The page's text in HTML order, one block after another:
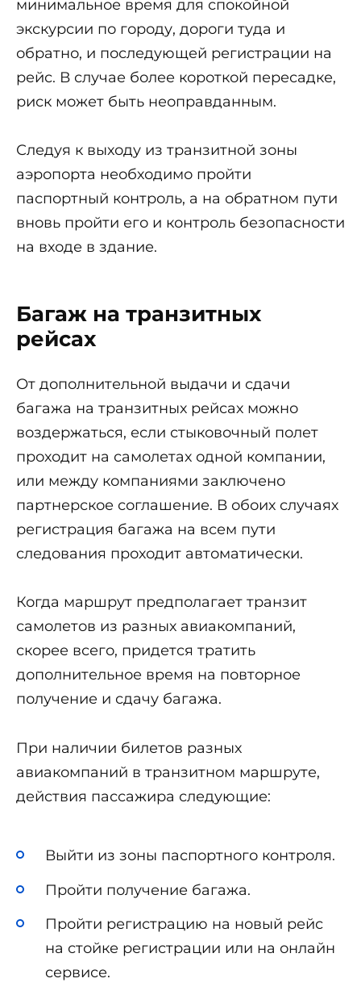
минимальное время для спокойной
экскурсии по городу, дороги туда и
обратно, и последующей регистрации на
рейс. В случае более короткой пересадке,
риск может быть неоправданным.
Следуя к выходу из транзитной зоны
аэропорта необходимо пройти
паспортный контроль, а на обратном пути
вновь пройти его и контроль безопасности
на входе в здание.
Багаж на транзитных
рейсах
От дополнительной выдачи и сдачи
багажа на транзитных рейсах можно
воздержаться, если стыковочный полет
проходит на самолетах одной компании,
или между компаниями заключено
партнерское соглашение. В обоих случаях
регистрация багажа на всем пути
следования проходит автоматически.
Когда маршрут предполагает транзит
самолетов из разных авиакомпаний,
скорее всего, придется тратить
дополнительное время на повторное
получение и сдачу багажа.
При наличии билетов разных
авиакомпаний в транзитном маршруте,
действия пассажира следующие:
Выйти из зоны паспортного контроля.
Пройти получение багажа.
Пройти регистрацию на новый рейс
на стойке регистрации или на онлайн
сервисе.